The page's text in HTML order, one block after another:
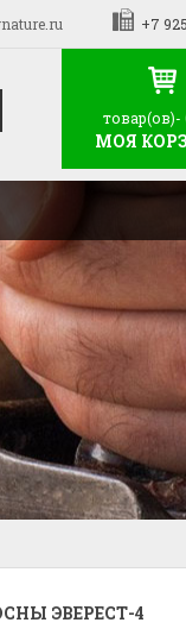
+7
товар(ов)-
МОЯ
ЭВЕРЕСТ-4